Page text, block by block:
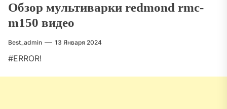
Обзор мультиварки redmond rmc-
m150 видео
Best_admin 13 Января 2024
#ERROR!